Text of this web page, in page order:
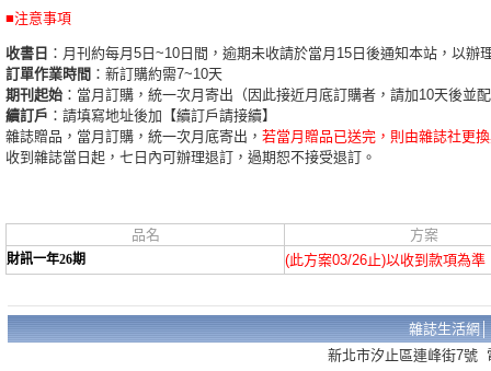
■注意事項
收書日 ：月刊約每月5日~10日間，逾期未收請於當月15日後通知本站，以辦
訂單作業時間 ：新訂購約需7~10天
期刊起始 ：當月訂購，統一次月寄出（因此接近月底訂購者，請加10天後並
續訂戶 ：請填寫地址後加【續訂戶請接續】
雜誌贈品，當月訂購，統一次月底寄出， 若當月贈品已送完，則由雜誌社更
收到雜誌當日起，七日內可辦理退訂，過期恕不接受退訂。
品名 方案
財訊一年26期 (此方案03/26止)以收到款項為準
雜誌生活網
新北市汐止區連峰街7號